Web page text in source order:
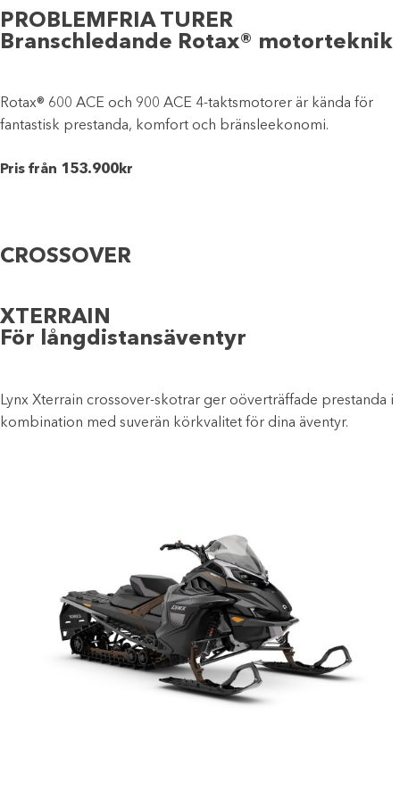
PROBLEMFRIA TURER
Branschledande Rotax® motorteknik
Rotax® 600 ACE och 900 ACE 4-taktsmotorer är kända för
fantastisk prestanda, komfort och bränsleekonomi.
Pris från 153.900kr
CROSSOVER
XTERRAIN
För långdistansäventyr
Lynx Xterrain crossover-skotrar ger oöverträffade prestanda i
kombination med suverän körkvalitet för dina äventyr.